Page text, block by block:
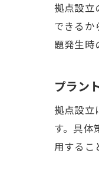
拠点設立
できるか
題発生時
プラン
拠点設立
す。具体
用するこ